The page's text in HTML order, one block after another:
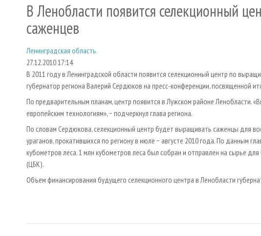
В Ленобласти появится селекционный
саженцев
Ленинградская область
27.12.2010 17:14
В 2011 году в Ленинградской области появится селекционный центр по
губернатор региона Валерий Сердюков на пресс-конференции, посвященной
По предварительным планам, центр появится в Лужском районе Ленобласти.
европейским технологиям», − подчеркнул глава региона.
По словам Сердюкова, селекционный центр будет выращивать саженцы для
ураганов, прокатившихся по региону в июле − августе 2010 года. По данным
кубометров леса. 1 млн кубометров леса был собран и отправлен на сырье
(ЦБК).
Объем финансирования будущего селекционного центра в Ленобласти